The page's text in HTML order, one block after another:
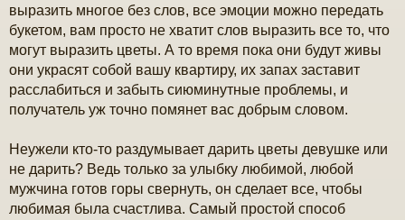
выразить многое без слов, все эмоции можно передать
букетом, вам просто не хватит слов выразить все то, что
могут выразить цветы. А то время пока они будут живы
они украсят собой вашу квартиру, их запах заставит
расслабиться и забыть сиюминутные проблемы, и
получатель уж точно помянет вас добрым словом.
Неужели кто-то раздумывает дарить цветы девушке или
не дарить? Ведь только за улыбку любимой, любой
мужчина готов горы свернуть, он сделает все, чтобы
любимая была счастлива. Самый простой способ